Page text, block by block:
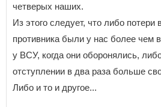
четверых наших.
Из этого следует, что либо потери
противника были у нас более чем
у ВСУ, когда они оборонялись,
отступлении в два раза больше
Либо и то и другое...